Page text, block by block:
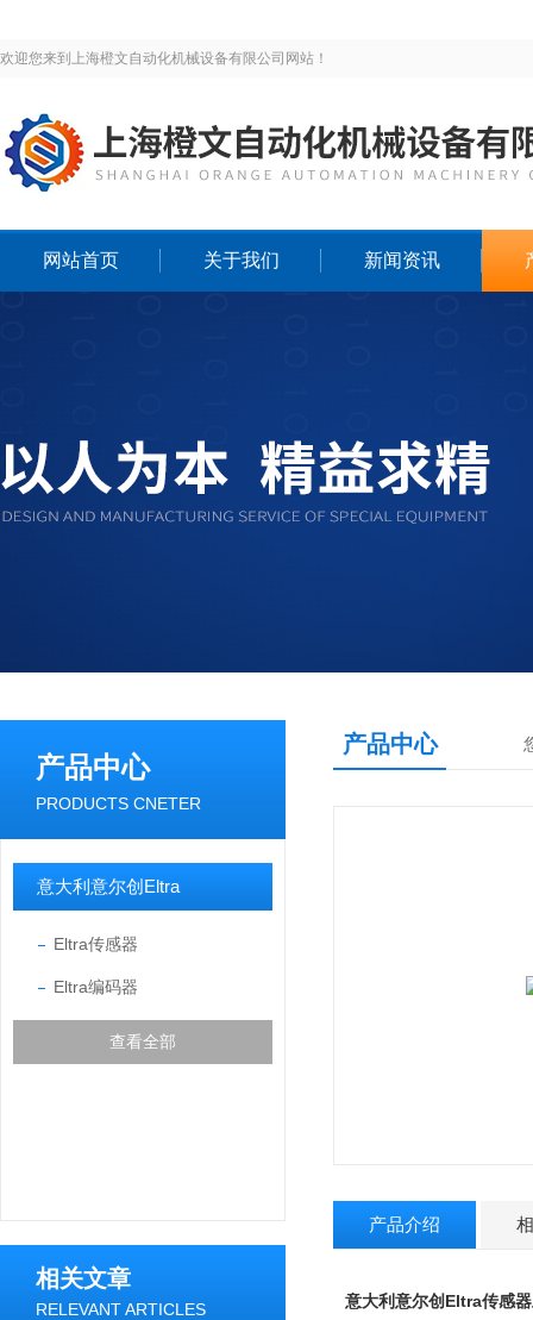
欢迎您来到上海橙文自动化机械设备有限公司网站！
网站首页 关于我们 新闻资讯
产品中心
PRODUCTS CNETER
意大利意尔创Eltra
Eltra传感器
Eltra编码器
查看全部
相关文章
RELEVANT ARTICLES
产品中心
产品介绍
意大利意尔创Eltra传感